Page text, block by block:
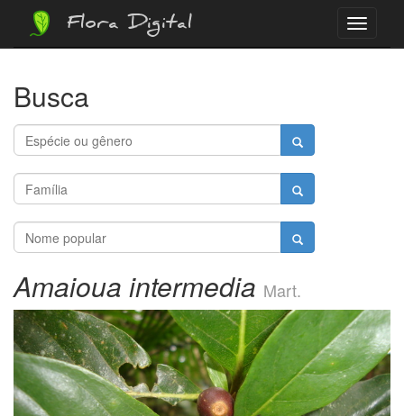
Menu
Flora Digital
Busca
Amaioua intermedia Mart.